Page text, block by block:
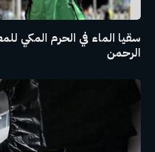
سقيا الماء في الحرم المكي
الرحمن